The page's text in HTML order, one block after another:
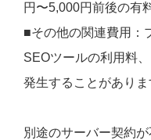
円〜5,000円前後の有
■その他の関連費用：
SEOツールの利用料
発生することがありま
別途のサーバー契約